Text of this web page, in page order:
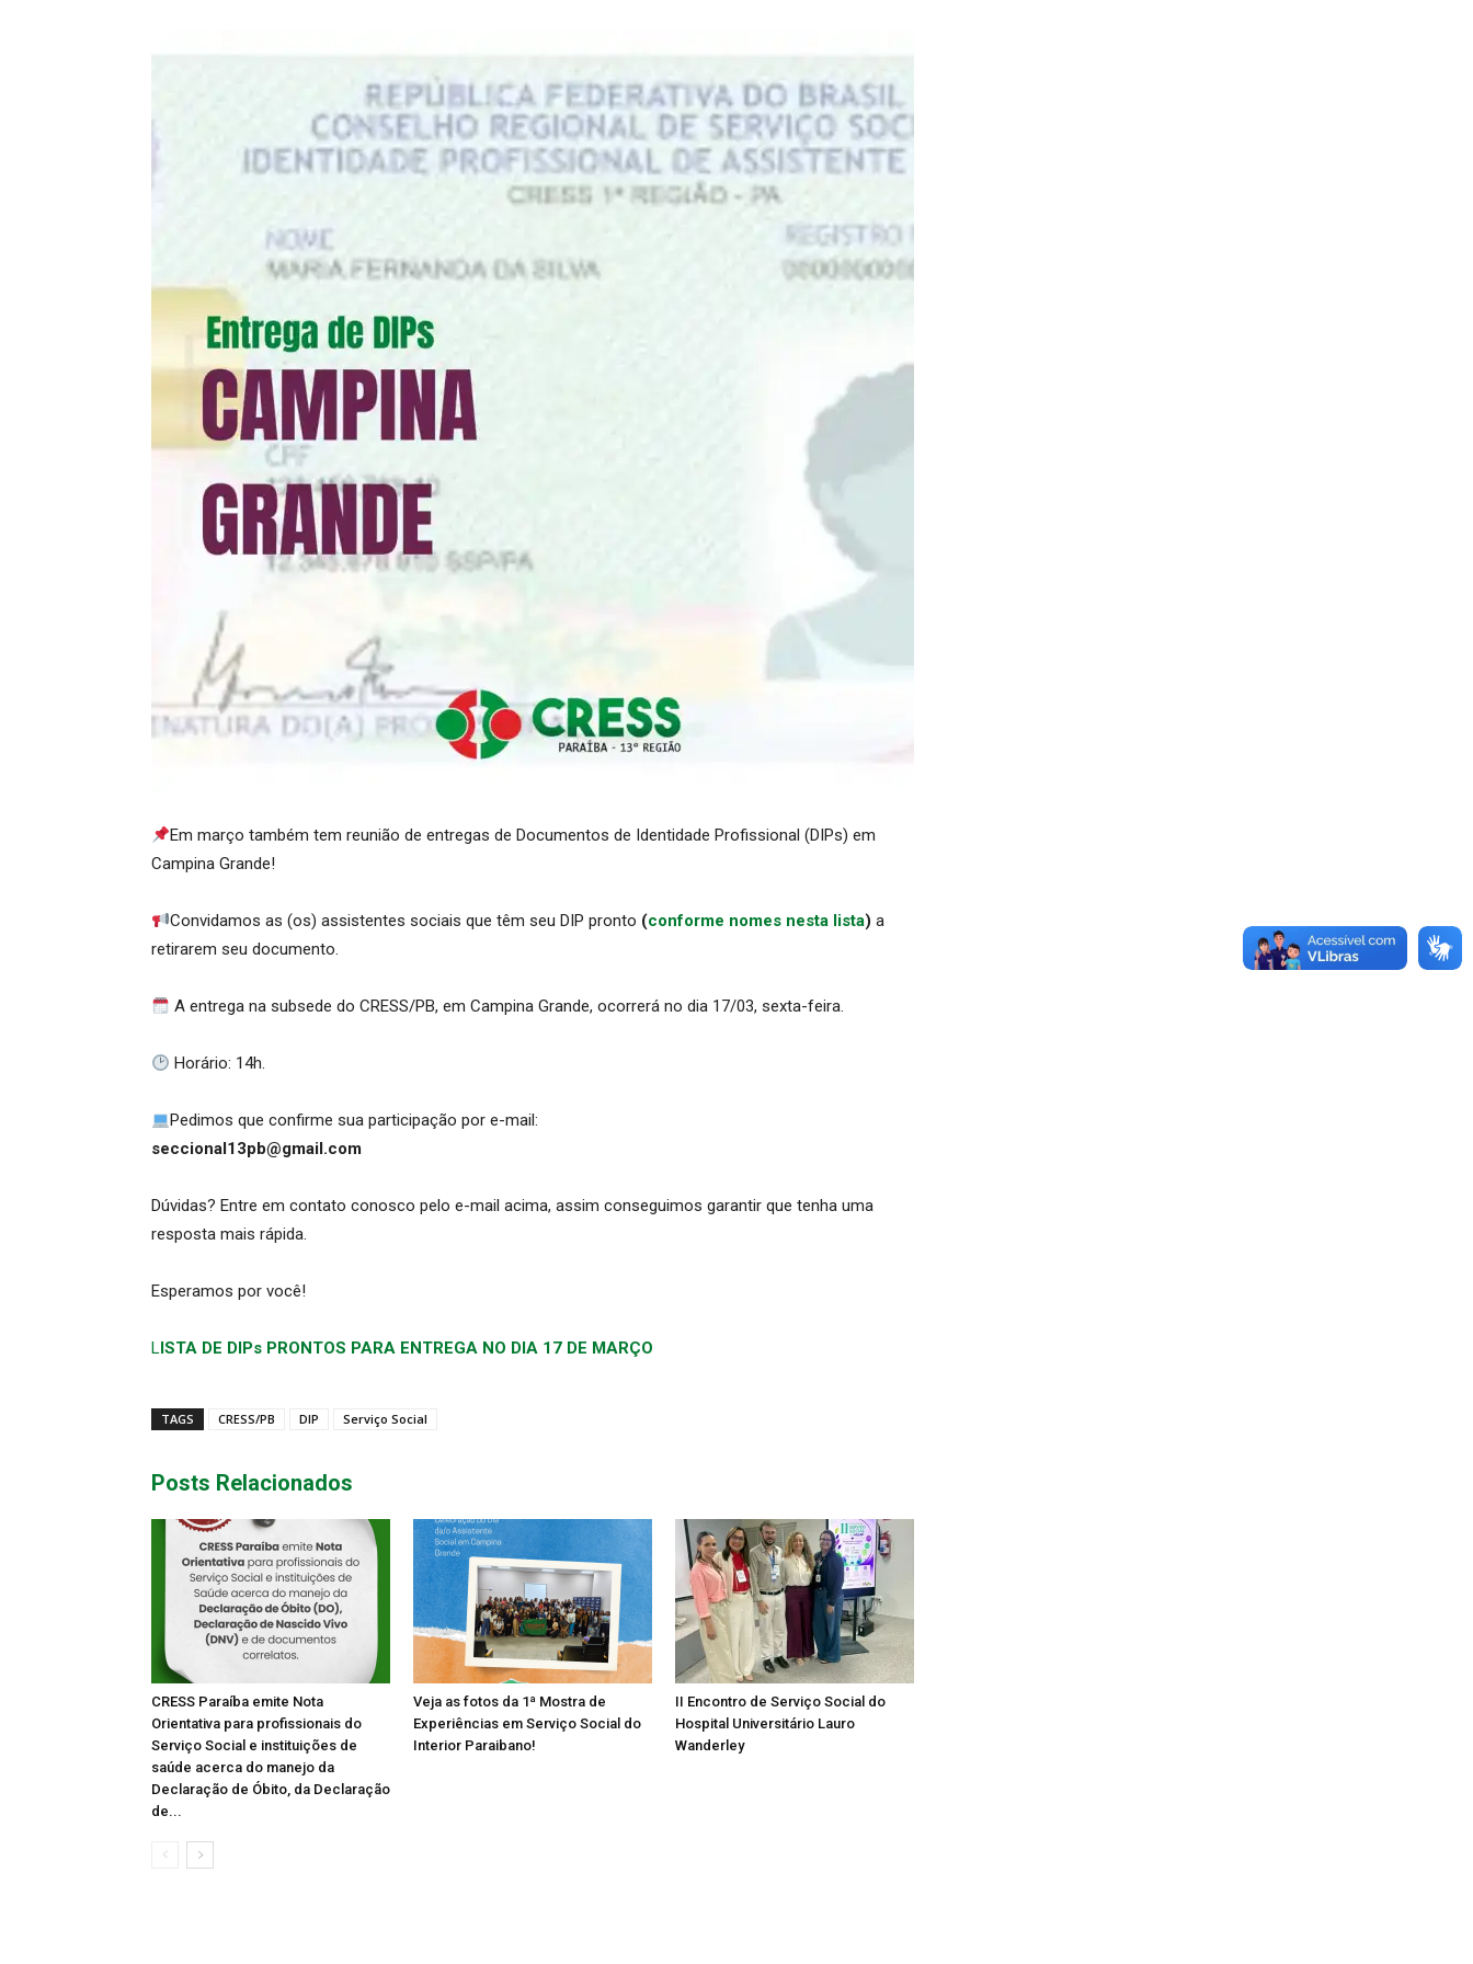
Em março também tem reunião de entregas de Documentos de Identidade Profissional (DIPs) em
Campina Grande!
Convidamos as (os) assistentes sociais que têm seu DIP pronto (conforme nomes nesta lista) a
retirarem seu documento.
A entrega na subsede do CRESS/PB, em Campina Grande, ocorrerá no dia 17/03, sexta-feira.
Horário: 14h.
Pedimos que confirme sua participação por e-mail:
seccional13pb@gmail.com
Dúvidas? Entre em contato conosco pelo e-mail acima, assim conseguimos garantir que tenha uma
resposta mais rápida.
Esperamos por você!
LISTA DE DIPs PRONTOS PARA ENTREGA NO DIA 17 DE MARÇO
TAGS CRESS/PB DIP Serviço Social
Posts Relacionados
CRESS Paraíba emite Nota
Orientativa para profissionais do
Serviço Social e instituições de
saúde acerca do manejo da
Declaração de Óbito, da Declaração
de...
Veja as fotos da 1ª Mostra de
Experiências em Serviço Social do
Interior Paraibano!
II Encontro de Serviço Social do
Hospital Universitário Lauro
Wanderley